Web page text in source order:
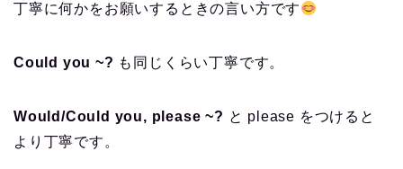
丁寧に何かをお願いするときの言い方です
Could you ~? も同じくらい丁寧です。
Would/Could you, please ~? と please をつけると
より丁寧です。